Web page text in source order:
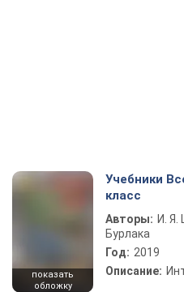
показать
обложку
Учебники
класс
Авторы: И. Я.
Бурлака
Год: 2019
Описание: